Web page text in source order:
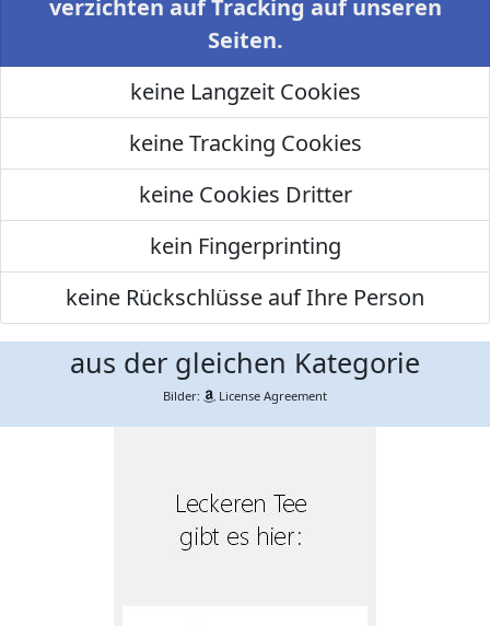
verzichten auf Tracking auf unseren
Seiten.
keine Langzeit Cookies
keine Tracking Cookies
keine Cookies Dritter
kein Fingerprinting
keine Rückschlüsse auf Ihre Person
aus der gleichen Kategorie
Bilder: License Agreement